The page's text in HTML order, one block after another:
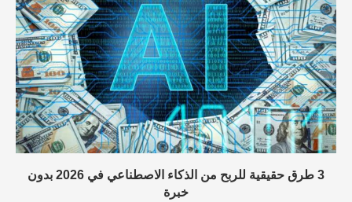
3 طرق حقيقية للربح من الذكاء الاصطناعي في 2026 بدون
خبرة